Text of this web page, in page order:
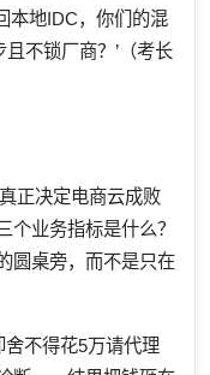
本地IDC，你们的混
不锁厂商？’（考长
正决定电商云成败
个业务指标是什么？
圆桌旁，而不是只在
不得花5万请代理